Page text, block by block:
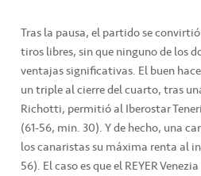
Tras la pausa, el partido se
tiros libres, sin que ninguno de los
ventajas significativas. El buen
un triple al cierre del cuarto, tras
Richotti, permitió al Iberostar
(61-56, min. 30). Y de hecho, una
los canaristas su máxima renta al
56). El caso es que el REYER